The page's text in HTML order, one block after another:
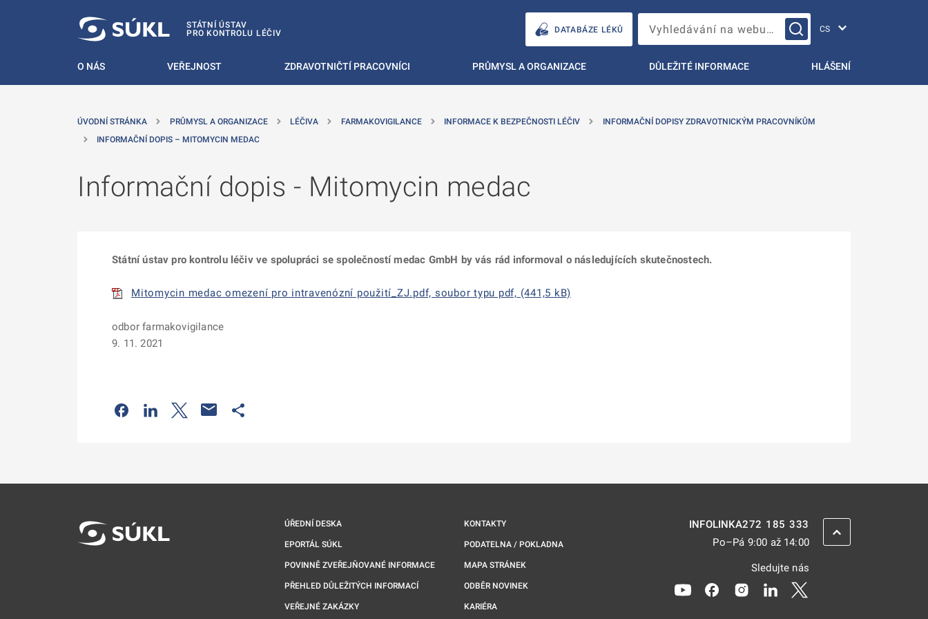
STÁTNÍ ÚSTAV
PRO KONTROLU LÉČIV
DATABÁZE LÉKŮ Vyhledávání na webu…
O NÁS VEŘEJNOST ZDRAVOTNIČTÍ PRACOVNÍCI PRŮMYSL A ORGANIZACE DŮLEŽITÉ INFORMACE HLÁŠENÍ
ÚVODNÍ STRÁNKA PRŮMYSL A ORGANIZACE LÉČIVA FARMAKOVIGILANCE INFORMACE K BEZPEČNOSTI LÉČIV
INFORMAČNÍ DOPISY ZDRAVOTNICKÝM PRACOVNÍKŮM
INFORMAČNÍ DOPIS – MITOMYCIN MEDAC
Informační dopis - Mitomycin medac
Státní ústav pro kontrolu léčiv ve spolupráci se společností medac GmbH by vás rád informoval o následujících skutečnostech.
Mitomycin medac omezení pro intravenózní použití_ZJ.pdf, soubor typu pdf, (441,5 kB)
odbor farmakovigilance
9. 11. 2021
Odkaz se otevře na nové kartě
Odkaz se otevře na nové kartě
Odkaz se otevře na nové kartě
ÚŘEDNÍ DESKA
EPORTÁL SÚKL
POVINNĚ ZVEŘEJŇOVANÉ INFORMACE
PŘEHLED DŮLEŽITÝCH INFORMACÍ
VEŘEJNÉ ZAKÁZKY
KONTAKTY
PODATELNA / POKLADNA
MAPA STRÁNEK
ODBĚR NOVINEK
KARIÉRA
INFOLINKA272 185 333
Po–Pá 9:00 až 14:00
Sledujte nás
Odkaz se otevře na nové kartě
Odkaz se otevře na nové kartě
Odkaz se otevře na nové kartě
Odkaz se otevře na nové
ZPĚT NAHORU